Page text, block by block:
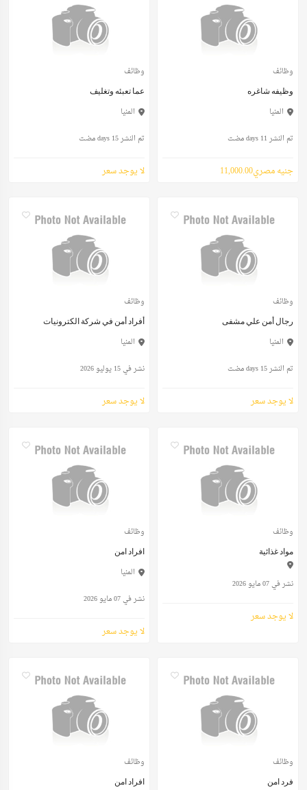
وظائف
وظيفه شاغره
المنيا
تم النشر 11 days مضت
جنيه مصري11,000.00
وظائف
عما تعبئه وتغليف
المنيا
تم النشر 15 days مضت
لا يوجد سعر
وظائف
رجال أمن علي مشفى
المنيا
تم النشر 15 days مضت
لا يوجد سعر
وظائف
أفراد أمن في شركة الكترونيات
المنيا
نشر في 15 يوليو 2026
لا يوجد سعر
وظائف
مواد غذائية
نشر في 07 مايو 2026
لا يوجد سعر
وظائف
افراد امن
المنيا
نشر في 07 مايو 2026
لا يوجد سعر
وظائف
فرد امن
وظائف
افراد امن